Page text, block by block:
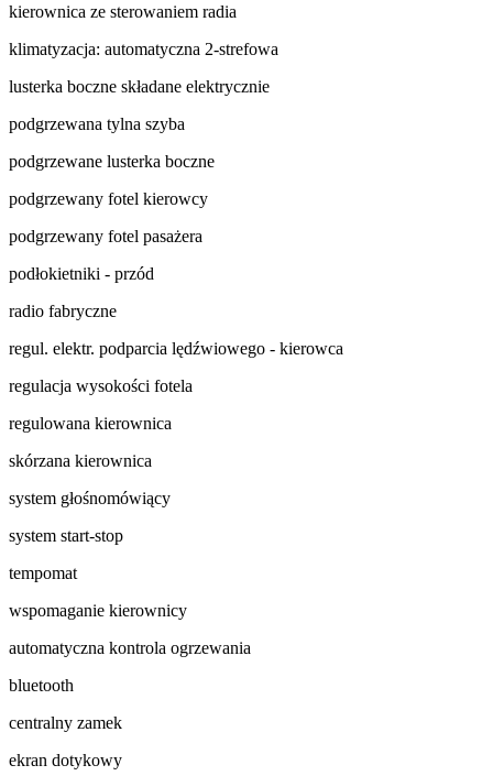
kierownica ze sterowaniem radia
klimatyzacja: automatyczna 2-strefowa
lusterka boczne składane elektrycznie
podgrzewana tylna szyba
podgrzewane lusterka boczne
podgrzewany fotel kierowcy
podgrzewany fotel pasażera
podłokietniki - przód
radio fabryczne
regul. elektr. podparcia lędźwiowego - kierowca
regulacja wysokości fotela
regulowana kierownica
skórzana kierownica
system głośnomówiący
system start-stop
tempomat
wspomaganie kierownicy
automatyczna kontrola ogrzewania
bluetooth
centralny zamek
ekran dotykowy